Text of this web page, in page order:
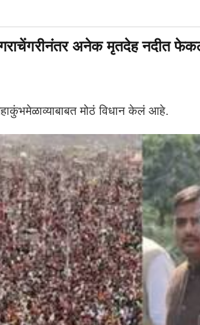
अनेक मृतदेह नदीत
मोठं विधान केलं आहे.